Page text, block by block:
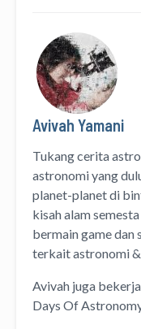
Avivah Yamani
Tukang cerita
astronomiyang
planet-planet di
kisah alam
bermain game dan
terkait astronomi &
Avivah juga
Days Of